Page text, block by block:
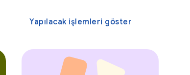
Yapılacak işlemleri göster